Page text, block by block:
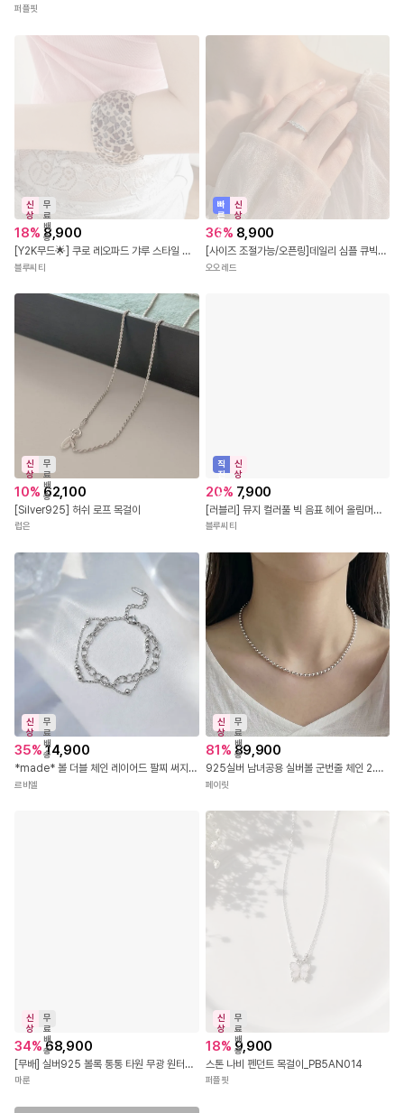
퍼플핏
신
상
무
료
배
송
18% 8,900
[Y2K무드🌟] 쿠로 레오파드 갸루 스타일 볼드 반투명 아크릴 뱅글 팔찌 2type
블루씨티
빠
른
출
발
신
상
36% 8,900
[사이즈 조절가능/오픈링]데일리 심플 큐빅 레이어드 가드링 커플 우정 반지
오오레드
신
상
무
료
배
송
10% 62,100
[Silver925] 허쉬 로프 목걸이
럽은
직
진
배
송
신
상
20% 7,900
[러블리] 뮤지 컬러풀 빅 음표 헤어 올림머리 집게핀 12color
블루씨티
신
상
무
료
배
송
35% 14,900
*made* 볼 더블 체인 레이어드 팔찌 써지컬스틸
르비엘
신
상
무
료
배
송
81 % 89,900
925실버 남녀공용 실버볼 군번줄 체인 2.5mm 은볼 목걸이
페이릿
신
상
무
료
배
송
34% 68,900
[무배] 실버925 볼록 통통 타원 무광 원터치 링 귀걸이
마룬
신
상
무
료
배
송
18% 9,900
스톤 나비 펜던트 목걸이_PB5AN014
퍼플핏